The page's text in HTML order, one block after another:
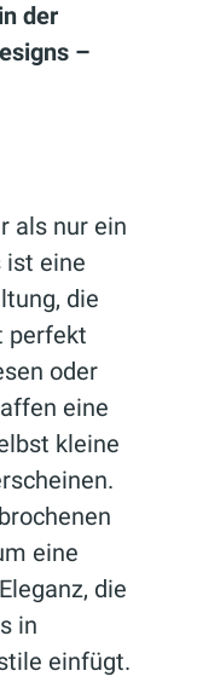
der
–
als nur ein
ist eine
die
perfekt
oder
eine
kleine
eine
die
in
einfügt.